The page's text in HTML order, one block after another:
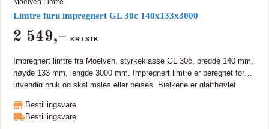
Limtre furu impregnert GL 30c 140x133x3000
2 549,– KR / STK
Impregnert limtre fra Moelven, styrkeklasse GL 30c, bredde 140 mm,
høyde 133 mm, lengde 3000 mm. Impregnert limtre er beregnet for
utvendig bruk og skal males eller beises. Bjelkene er glatthøvlet.
tar lange spenn. Moelven Limtre sertifikater som PEFC, CE, ISO
9001 og 14001. Bjelken kan leveres i lengde opptil 15 meter. Kan
Bestillingsvare
Bestillingsvare